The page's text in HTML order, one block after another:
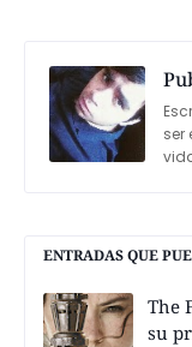
ser
ENTRADAS QUE
The
su